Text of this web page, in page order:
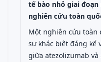
tế bào nhỏ giai
nghiên cứu toàn
Một nghiên cứu toàn
sự khác biệt đáng kể
giữa atezolizumab